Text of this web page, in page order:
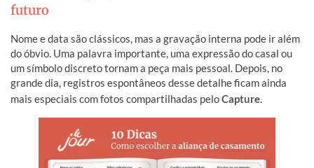
futuro
Nome e data são clássicos, mas a gravação interna pode ir além
do óbvio. Uma palavra importante, uma expressão do casal ou
um símbolo discreto tornam a peça mais pessoal. Depois, no
grande dia, registros espontâneos desse detalhe ficam ainda
mais especiais com fotos compartilhadas peloCapture.